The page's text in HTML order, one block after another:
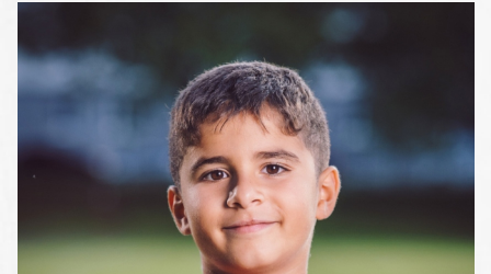
Teams
Sponsoren
Downloads
Anmeldung